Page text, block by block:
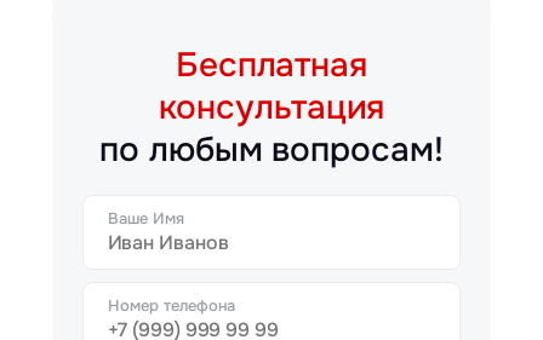
Бесплатная
консультация
по любым вопросам!
Ваше Имя
Номер телефона